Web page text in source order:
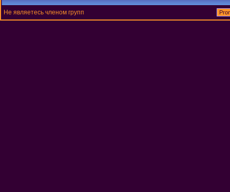
Не являетесь членом групп